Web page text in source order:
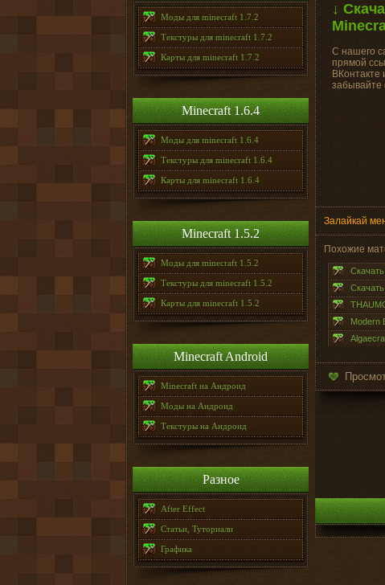
Моды для minecraft 1.7.2
Текстуры для minecraft 1.7.2
Карты для minecraft 1.7.2
Minecraft 1.6.4
Моды для minecraft 1.6.4
Текстуры для minecraft 1.6.4
Карты для minecraft 1.6.4
Minecraft 1.5.2
Моды для minecraft 1.5.2
Текстуры для minecraft 1.5.2
Карты для minecraft 1.5.2
Minecraft Android
Minecraft на Андроид
Моды на Андроид
Текстуры на Андроид
Разное
After Effect
Статьи, Туториали
Графика
↓
С нашего
прямой
ВКонтакте
забывайте
Залайкай
Похожие
Modern